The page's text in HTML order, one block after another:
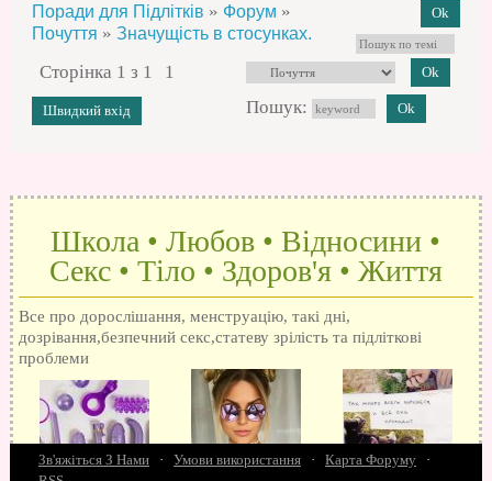
Поради для Підлітків » Форум »
Почуття » Значущість в стосунках.
Сторінка 1 з 1
1
Пошук:
Школа • Любов • Відносини •
Секс • Тіло • Здоров'я • Життя
Все про дорослішання, менструацію, такі дні,
дозрівання,безпечний секс,статеву зрілість та підліткові
проблеми
Зв'яжіться З Нами · Умови використання · Карта Форуму
·